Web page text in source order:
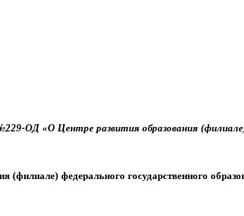
ОД «О Центре развития образования (филиале)
федерального государственного